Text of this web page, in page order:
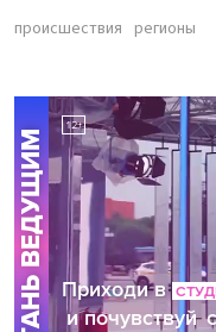
происшествия регионы